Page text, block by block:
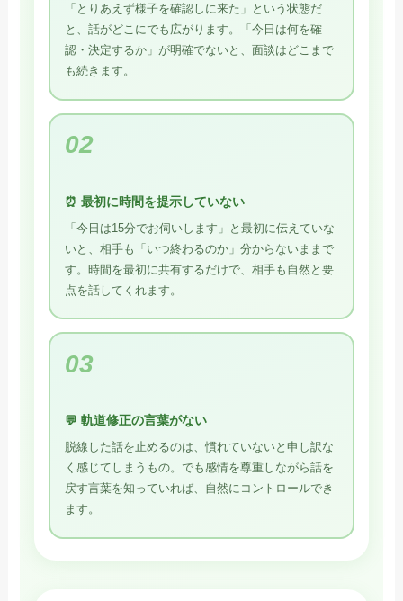
「とりあえず様子を確認しに来た」という状態だ
と、話がどこにでも広がります。「今日は何を確
認・決定するか」が明確でないと、面談はどこまで
も続きます。
02
⏰ 最初に時間を提示していない
「今日は15分でお伺いします」と最初に伝えていな
いと、相手も「いつ終わるのか」分からないままで
す。時間を最初に共有するだけで、相手も自然と要
点を話してくれます。
03
💬 軌道修正の言葉がない
脱線した話を止めるのは、慣れていないと申し訳な
く感じてしまうもの。でも感情を尊重しながら話を
戻す言葉を知っていれば、自然にコントロールでき
ます。